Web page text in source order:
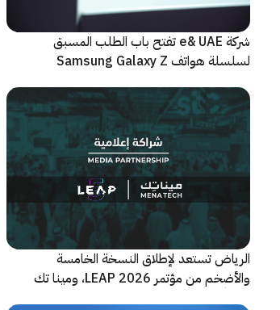
شركة e& UAE تفتح باب الطلب المسبق
لسلسلة هواتف Samsung Galaxy Z
الرياض تستعد لإطلاق النسخة الخامسة
والأضخم من مؤتمر LEAP 2026، ومينا تك